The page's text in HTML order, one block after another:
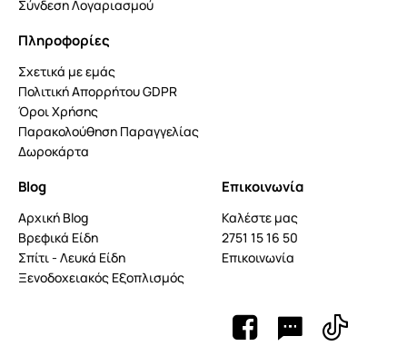
Σύνδεση Λογαριασμού
Πληροφορίες
Σχετικά με εμάς
Πολιτική Απορρήτου GDPR
Όροι Χρήσης
Παρακολούθηση Παραγγελίας
Δωροκάρτα
Blog
Αρχική Blog
Βρεφικά Είδη
Σπίτι - Λευκά Είδη
Ξενοδοχειακός Εξοπλισμός
Επικοινωνία
Καλέστε μας
2751 15 16 50
Επικοινωνία